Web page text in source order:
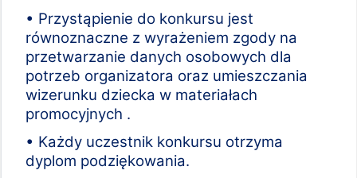
• Przystąpienie do konkursu jest
równoznaczne z wyrażeniem zgody na
przetwarzanie danych osobowych dla
potrzeb organizatora oraz umieszczania
wizerunku dziecka w materiałach
promocyjnych .
• Każdy uczestnik konkursu otrzyma
dyplom podziękowania.